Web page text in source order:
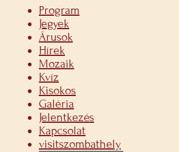
Program
Jegyek
Árusok
Hírek
Mozaik
Kvíz
Kisokos
Galéria
Jelentkezés
Kapcsolat
visitszombathely